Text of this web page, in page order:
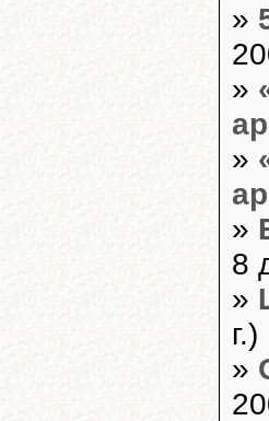
»
»
»
»
8
»
г.)
»